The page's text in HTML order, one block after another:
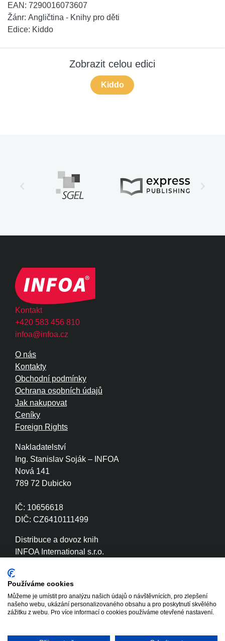
EAN: 7290016073607
Žánr: Angličtina - Knihy pro děti
Edice: Kiddo
Zobrazit celou edici
Kiddo
Kontakt
+420 583 456 810
infoa@infoa.cz
Nakladatelství
Ing. Stanislav Soják – INFOA
Nová 141
789 72 Dubicko
IČ: 10656618
DIČ: CZ6410111499
Distribuce a dovoz knih
INFOA International s.r.o.
IČ: 26870886
DIČ: CZ26870886
O nás
Kontakty
Obchodní podmínky
Ochrana osobních údajů
Jak nakupovat
Ceníky
Foreign Rights
Používáme cookies
Můžeme je umístit pro analýzu našich údajů o návštěvnících, pro zlepšení
našeho webu, ukázání personalizovaného obsahu a pro poskytnutí skvělého
zážitku z webu. Pro více informací o cookies používáme otevřené nastavení.